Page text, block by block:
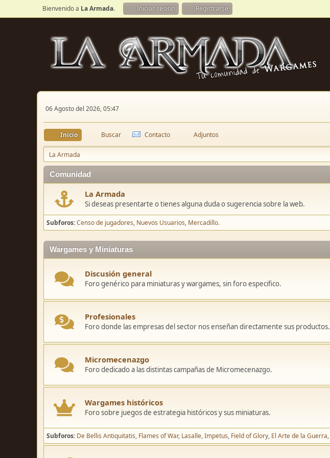
Bienvenido a La Armada. Iniciar sesión Registrarse
06 Agosto del 2026, 05:47
Inicio Buscar Contacto Adjuntos
La Armada
Comunidad
La Armada
Si deseas presentarte o tienes alguna duda o sugerencia sobre la web.
Subforos Censo de jugadores Nuevos Usuarios Mercadillo.
Wargames y Miniaturas
Discusión general
Foro genérico para miniaturas y wargames, sin foro especifico.
Profesionales
Foro donde las empresas del sector nos enseñan directamente sus productos.
Micromecenazgo
Foro dedicado a las distintas campañas de Micromecenazgo.
Wargames históricos
Foro sobre juegos de estrategia históricos y sus miniaturas.
Subforos De Bellis Antiquitatis Flames of War Lasalle Impetus Field of Glory El Arte de la Guerra